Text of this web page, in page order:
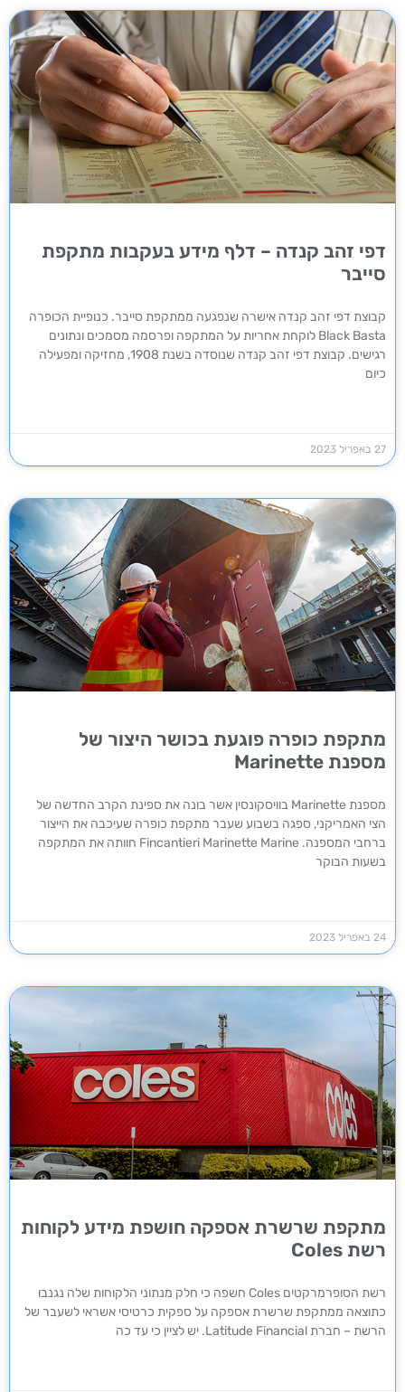
דפי זהב קנדה – דלף מידע בעקבות מתקפת
סייבר
קבוצת דפי זהב קנדה אישרה שנפגעה ממתקפת סייבר. כנופיית הכופרה
Black Basta לוקחת אחריות על המתקפה ופרסמה מסמכים ונתונים
רגישים. קבוצת דפי זהב קנדה שנוסדה בשנת 1908, מחזיקה ומפעילה
כיום
27 באפריל 2023
מתקפת כופרה פוגעת בכושר היצור של
מספנת Marinette
מספנת Marinette בוויסקונסין אשר בונה את ספינת הקרב החדשה של
הצי האמריקני, ספגה בשבוע שעבר מתקפת כופרה שעיכבה את הייצור
ברחבי המספנה. Fincantieri Marinette Marine חוותה את המתקפה
בשעות הבוקר
24 באפריל 2023
מתקפת שרשרת אספקה חושפת מידע לקוחות
רשת Coles
רשת הסופרמרקטים Coles חשפה כי חלק מנתוני הלקוחות שלה נגנבו
כתוצאה ממתקפת שרשרת אספקה על ספקית כרטיסי אשראי לשעבר של
הרשת – חברת Latitude Financial. יש לציין כי עד כה